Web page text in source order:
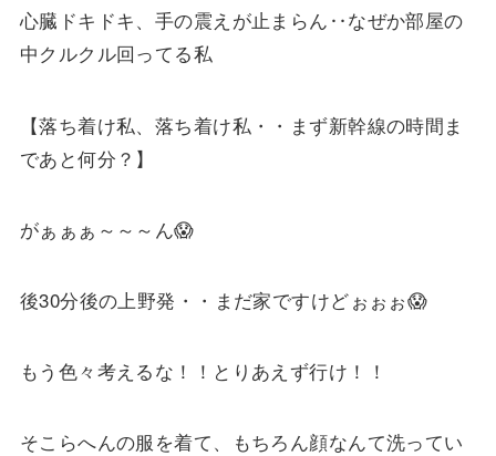
心臓ドキドキ、手の震えが止まらん‥なぜか部屋の
中クルクル回ってる私
【落ち着け私、落ち着け私・・まず新幹線の時間ま
であと何分？】
がぁぁぁ～～～ん😱
後30分後の上野発・・まだ家ですけどぉぉぉ😱
もう色々考えるな！！とりあえず行け！！
そこらへんの服を着て、もちろん顔なんて洗ってい